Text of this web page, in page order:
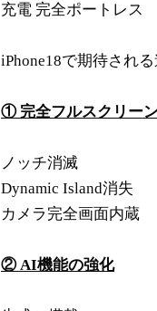
充電 完全ポートレス
iPhone18で期待され
① 完全フルスクリー
ノッチ消滅
Dynamic Island消失
カメラ完全画面内蔵
② AI機能の強化